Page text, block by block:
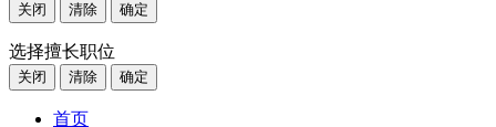
关闭 清除 确定
选择擅长职位
关闭 清除 确定
首页